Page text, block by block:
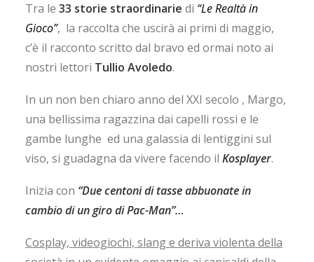
CHI SIAMO
DOWNLOAD
RICERCA
Tra le 33 storie straordinarie di “Le Realtà in
Gioco”, la raccolta che uscirà ai primi di maggio,
c’è il racconto scritto dal bravo ed ormai noto ai
nostri lettori Tullio Avoledo.
In un non ben chiaro anno del XXI secolo , Margo,
una bellissima ragazzina dai capelli rossi e le
gambe lunghe ed una galassia di lentiggini sul
viso, si guadagna da vivere facendo il Kosplayer.
Inizia con “Due centoni di tasse abbuonate in
cambio di un giro di Pac-Man”…
Cosplay, videogiochi, slang e deriva violenta della